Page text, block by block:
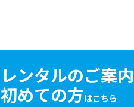
レンタルのご案内
初めての方はこちら